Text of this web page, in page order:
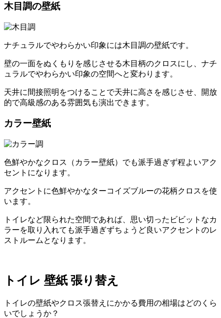
木目調の壁紙
ナチュラルでやわらかい印象には木目調の壁紙です。
壁の一面をぬくもりを感じさせる木目柄のクロスにし、ナチ
ュラルでやわらかい印象の空間へと変わります。
天井に間接照明をつけることで天井に高さを感じさせ、開放
的で高級感のある雰囲気も演出できます。
カラー壁紙
色鮮やかなクロス（カラー壁紙）でも派手過ぎず程よいアク
セントになります。
アクセントに色鮮やかなターコイズブルーの花柄クロスを使
います。
トイレなど限られた空間であれば、思い切ったビビットなカ
ラーを取り入れても派手過ぎずちょうど良いアクセントのレ
ストルームとなります。
トイレ 壁紙 張り替え
トイレの壁紙やクロス張替えにかかる費用の相場はどのくら
いでしょうか？